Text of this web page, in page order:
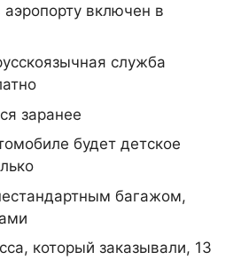
включен в
служба
заранее
будет детское
багажом,
который заказывали, 13